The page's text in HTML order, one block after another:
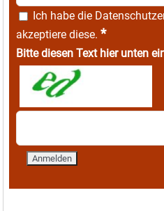
Ich habe die
akzeptiere diese. *
Bitte diesen Text hier unten